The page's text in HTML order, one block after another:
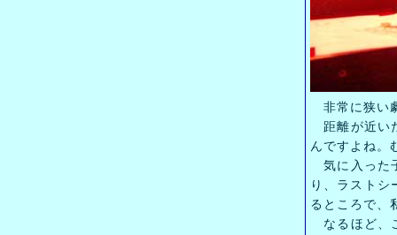
非常に狭い
距離が近い
んですよね。
気に入った
り、ラストシ
るところで、
なるほど、